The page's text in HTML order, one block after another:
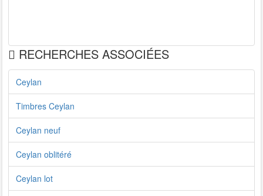
RECHERCHES ASSOCIÉES
Ceylan
Timbres Ceylan
Ceylan neuf
Ceylan oblitéré
Ceylan lot